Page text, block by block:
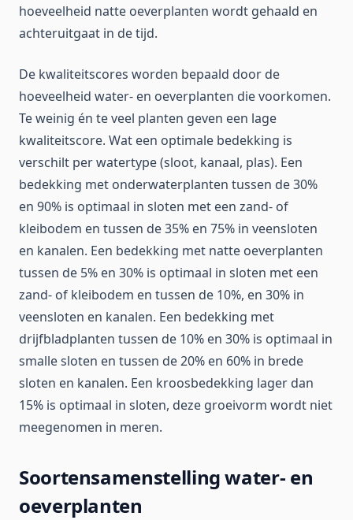
hoeveelheid natte oeverplanten wordt gehaald en
achteruitgaat in de tijd.
De kwaliteitscores worden bepaald door de
hoeveelheid water- en oeverplanten die voorkomen.
Te weinig én te veel planten geven een lage
kwaliteitscore. Wat een optimale bedekking is
verschilt per watertype (sloot, kanaal, plas). Een
bedekking met onderwaterplanten tussen de 30%
en 90% is optimaal in sloten met een zand- of
kleibodem en tussen de 35% en 75% in veensloten
en kanalen. Een bedekking met natte oeverplanten
tussen de 5% en 30% is optimaal in sloten met een
zand- of kleibodem en tussen de 10%, en 30% in
veensloten en kanalen. Een bedekking met
drijfbladplanten tussen de 10% en 30% is optimaal in
smalle sloten en tussen de 20% en 60% in brede
sloten en kanalen. Een kroosbedekking lager dan
15% is optimaal in sloten, deze groeivorm wordt niet
meegenomen in meren.
Soortensamenstelling water- en
oeverplanten